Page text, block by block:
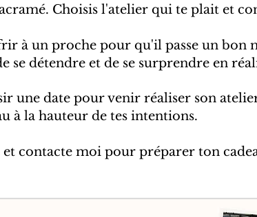
Choisis l'atelier qui te plait et
à un proche pour qu'il passe un
se détendre et de se surprendre en
une date pour venir réaliser son
à la hauteur de tes intentions.
contacte moi pour préparer ton